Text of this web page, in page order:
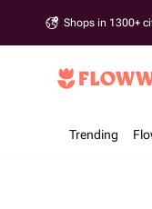
Shops in 1300+
Trending